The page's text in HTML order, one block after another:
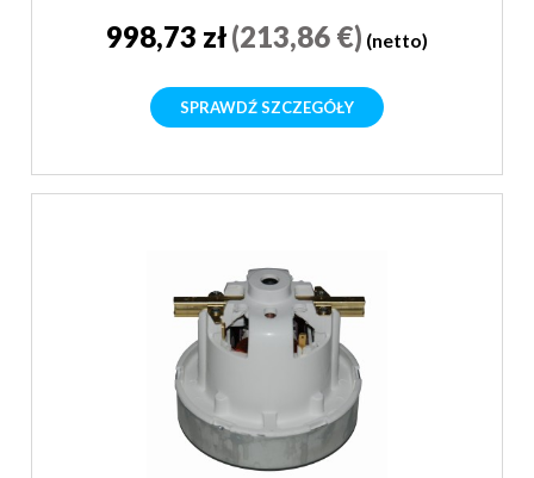
998,73 zł(213,86 €) (netto)
SPRAWDŹ SZCZEGÓŁY